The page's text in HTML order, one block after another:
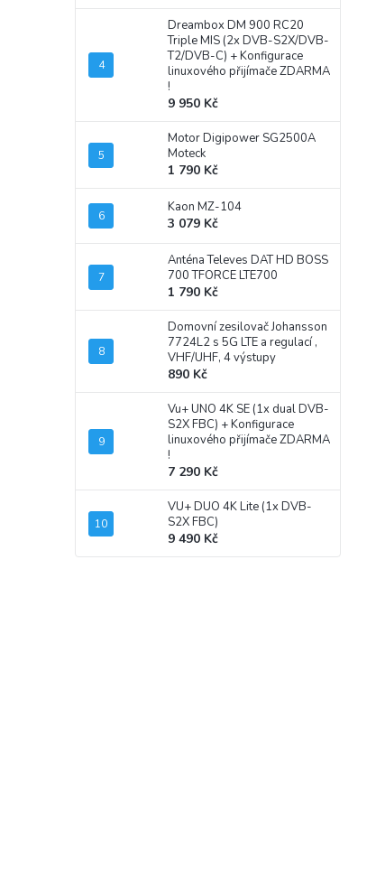
Dreambox DM 900 RC20
Triple MIS (2x DVB-S2X/DVB-
T2/DVB-C) + Konfigurace
linuxového přijímače ZDARMA
!
9 950 Kč
Motor Digipower SG2500A
Moteck
1 790 Kč
Kaon MZ-104
3 079 Kč
Anténa Televes DAT HD BOSS
700 TFORCE LTE700
1 790 Kč
Domovní zesilovač Johansson
7724L2 s 5G LTE a regulací ,
VHF/UHF, 4 výstupy
890 Kč
Vu+ UNO 4K SE (1x dual DVB-
S2X FBC) + Konfigurace
linuxového přijímače ZDARMA
!
7 290 Kč
VU+ DUO 4K Lite (1x DVB-
S2X FBC)
9 490 Kč